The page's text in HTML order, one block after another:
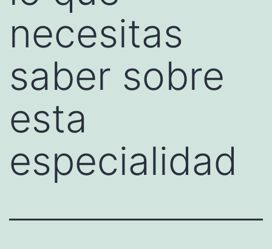
necesitas
saber sobre
esta
especialidad